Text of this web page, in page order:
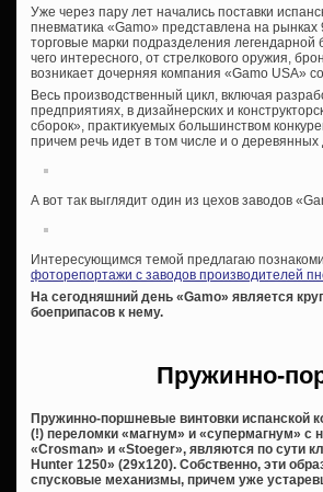
Уже через пару лет начались поставки
пневматика «Gamo» представлена на рынках
торговые марки подразделения легендарной
чего интересного, от стрелкового оружия,
возникает дочерняя компания «Gamo USA»
Весь производственный цикл, включая
предприятиях, в дизайнерских и
сборок», практикуемых большинством
причем речь идет в том числе и о
А вот так выглядит один из цехов заводов
Интересующимся темой предлагаю
фоторепортажи с заводов производителей
На сегодняшний день «Gamo» является
боеприпасов к нему.
Пружинно-
Пружинно-поршневые винтовки испанской
(!) переломки «магнум» и «супермагнум» с
«Crosman» и «Stoeger», являются по сути
Hunter 1250» (29х120). Собственно, эти
спусковые механизмы, причем уже